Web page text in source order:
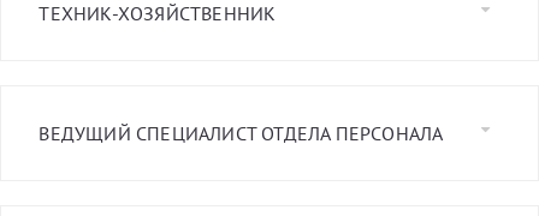
ТЕХНИК-ХОЗЯЙСТВЕННИК
ВЕДУЩИЙ СПЕЦИАЛИСТ ОТДЕЛА ПЕРСОНАЛА